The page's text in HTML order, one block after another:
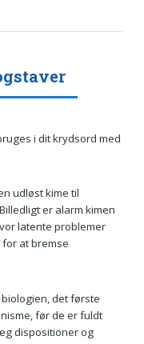
i dit krydsord med
udløst kime til
er alarm kimen
latente problemer
at bremse
det første
før de er fuldt
dispositioner og